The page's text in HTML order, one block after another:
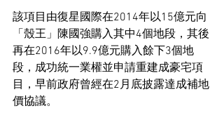
該項目由復星國際在2014年以15億元向
「殼王」陳國強購入其中4個地段，其後
再在2016年以9.9億元購入餘下3個地
段，成功統一業權並申請重建成豪宅項
目，早前政府曾經在2月底披露達成補地
價協議。